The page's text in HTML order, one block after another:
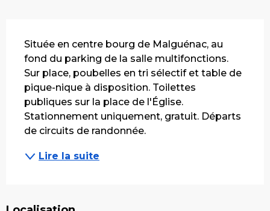
Située en centre bourg de Malguénac, au
fond du parking de la salle multifonctions.
Sur place, poubelles en tri sélectif et table de
pique-nique à disposition. Toilettes
publiques sur la place de l'Église.
Stationnement uniquement, gratuit. Départs
de circuits de randonnée.
Lire la suite